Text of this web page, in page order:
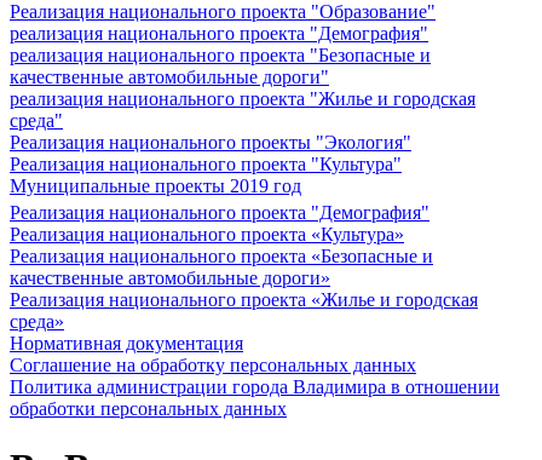
Реализация национального проекта "Образование"
реализация национального проекта "Демография"
реализация национального проекта "Безопасные и
качественные автомобильные дороги"
реализация национального проекта "Жилье и городская
среда"
Реализация национального проекты "Экология"
Реализация национального проекта "Культура"
Муниципальные проекты 2019 год
Реализация национального проекта "Демография"
Реализация национального проекта «Культура»
Реализация национального проекта «Безопасные и
качественные автомобильные дороги»
Реализация национального проекта «Жилье и городская
среда»
Нормативная документация
Соглашение на обработку персональных данных
Политика администрации города Владимира в отношении
обработки персональных данных